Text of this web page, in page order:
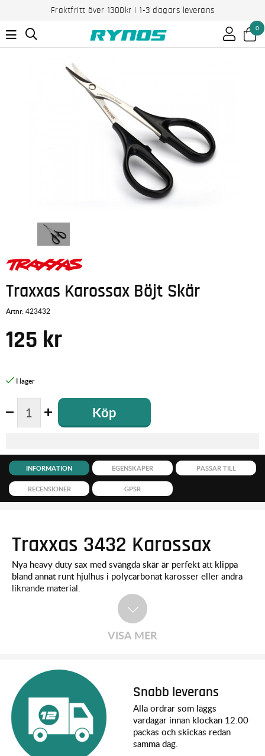
Fraktfritt över 1300kr | 1-3 dagars leverans
0
Traxxas Karossax Böjt Skär
Artnr:423432
125 kr
Köp
INFORMATION EGENSKAPER PASSAR TILL
RECENSIONER GPSR
Traxxas 3432 Karossax
Nya heavy duty sax med svängda skär är perfekt att klippa
bland annat runt hjulhus i polycarbonat karosser eller andra
liknande material.
VISA MER
Snabb leverans
Alla ordrar som läggs
vardagar innan klockan 12.00
packas och skickas redan
samma dag.